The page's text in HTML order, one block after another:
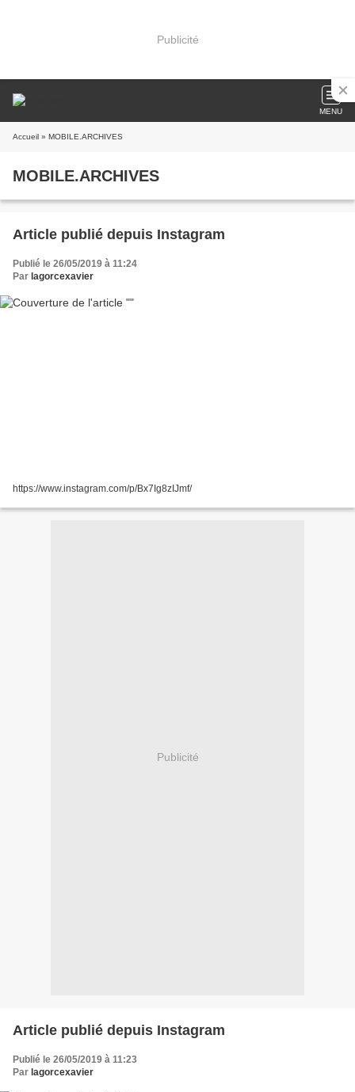
Publicité
MENU
Accueil » MOBILE.ARCHIVES
MOBILE.ARCHIVES
Article publié depuis Instagram
Publié le 26/05/2019 à 11:24
Par lagorcexavier
https://www.instagram.com/p/Bx7Ig8zIJmf/
Publicité
Article publié depuis Instagram
Publié le 26/05/2019 à 11:23
Par lagorcexavier